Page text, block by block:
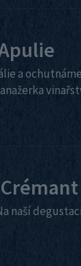
a
naší